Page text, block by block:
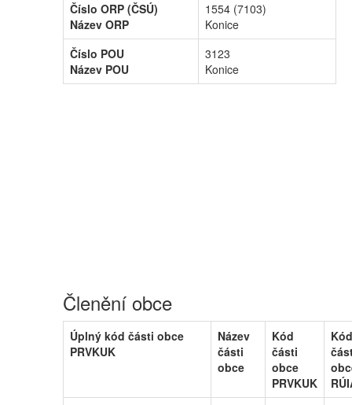
Číslo ORP (ČSÚ)
Název ORP
1554 (7103)
Konice
Číslo POU
Název POU
3123
Konice
Členění obce
Úplný kód části obce
PRVKUK
Název
části
obce
Kód
části
obce
PRVKUK
Kód